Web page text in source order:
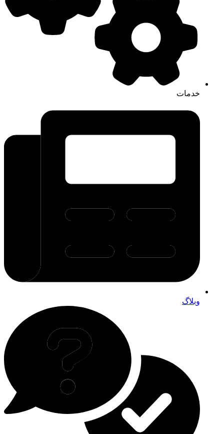
خدمات
وبلاگ